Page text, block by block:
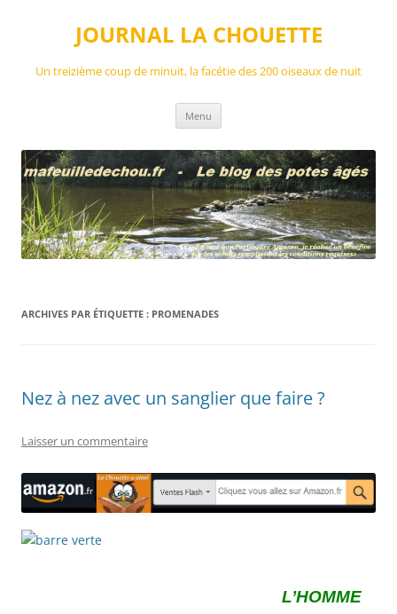
JOURNAL LA CHOUETTE
Un treizième coup de minuit, la facétie des 200 oiseaux de nuit
Menu
ARCHIVES PAR ÉTIQUETTE : PROMENADES
Nez à nez avec un sanglier que faire ?
Laisser un commentaire
L’HOMME